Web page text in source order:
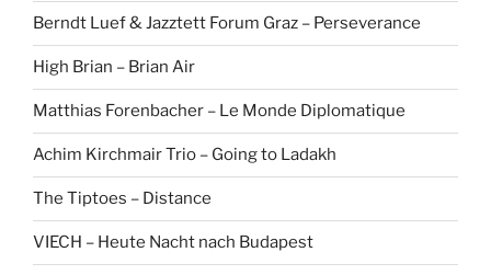
Berndt Luef & Jazztett Forum Graz – Perseverance
High Brian – Brian Air
Matthias Forenbacher – Le Monde Diplomatique
Achim Kirchmair Trio – Going to Ladakh
The Tiptoes – Distance
VIECH – Heute Nacht nach Budapest